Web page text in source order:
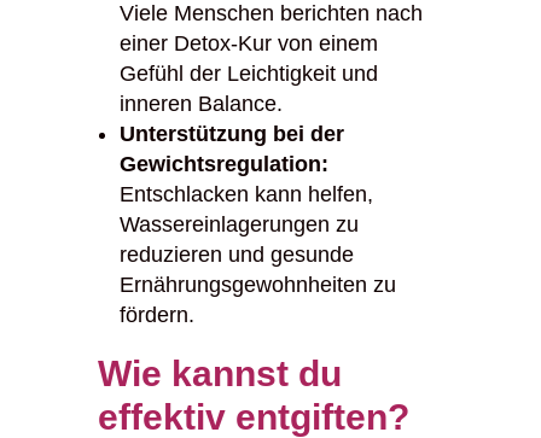
Viele Menschen berichten nach
einer Detox-Kur von einem
Gefühl der Leichtigkeit und
inneren Balance.
Unterstützung bei der
Gewichtsregulation:
Entschlacken kann helfen,
Wassereinlagerungen zu
reduzieren und gesunde
Ernährungsgewohnheiten zu
fördern.
Wie kannst du
effektiv entgiften?